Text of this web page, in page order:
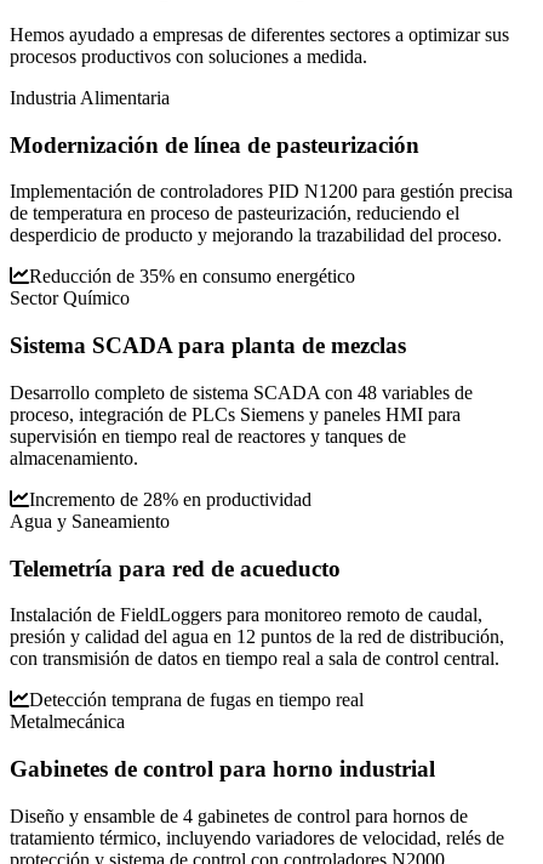
Hemos ayudado a empresas de diferentes sectores a optimizar sus
procesos productivos con soluciones a medida.
Industria Alimentaria
Modernización de línea de pasteurización
Implementación de controladores PID N1200 para gestión precisa
de temperatura en proceso de pasteurización, reduciendo el
desperdicio de producto y mejorando la trazabilidad del proceso.
Reducción de 35% en consumo energético
Sector Químico
Sistema SCADA para planta de mezclas
Desarrollo completo de sistema SCADA con 48 variables de
proceso, integración de PLCs Siemens y paneles HMI para
supervisión en tiempo real de reactores y tanques de
almacenamiento.
Incremento de 28% en productividad
Agua y Saneamiento
Telemetría para red de acueducto
Instalación de FieldLoggers para monitoreo remoto de caudal,
presión y calidad del agua en 12 puntos de la red de distribución,
con transmisión de datos en tiempo real a sala de control central.
Detección temprana de fugas en tiempo real
Metalmecánica
Gabinetes de control para horno industrial
Diseño y ensamble de 4 gabinetes de control para hornos de
tratamiento térmico, incluyendo variadores de velocidad, relés de
protección y sistema de control con controladores N2000.